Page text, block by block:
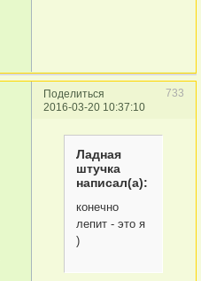
Поделиться
733
2016-03-20 10:37:10
Ладная
штучка
написал(а):
конечно
лепит - это я
)